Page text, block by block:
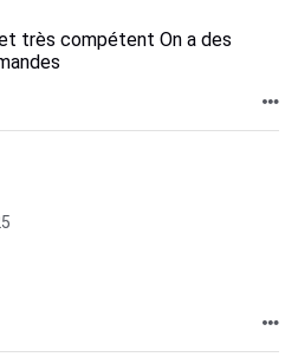
très compétent On a des